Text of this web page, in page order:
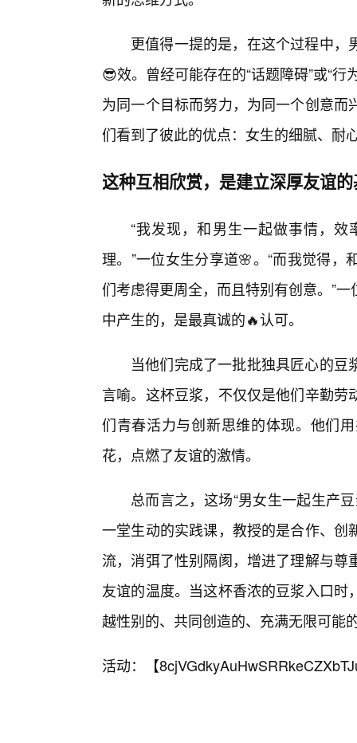
更值得一提的是，在这个过程中
😎效。曾经可能存在的“话题障碍”或“
为同一个目标而努力，为同一个创意
们看到了彼此的优点：女生的细腻、耐
这种互相欣赏，是建立深厚友谊
“我发现，和男生一起做事情，
理。”一位女生分享道🌸。“而我觉得
们考虑得更周全，而且特别有创意。”
中产生的，是最真诚的🔥认可。
当他们完成了一批批独具匠心的
言喻。这杯豆浆，不仅仅是他们辛勤
们青春活力与创新思维的体现。他们
花，点燃了友谊的激情。
总而言之，这场“男女生一起生产
一堂生动的实践课，教授的是合作、
流，消弭了性别隔阂，增进了理解与
友谊的温度。当这杯香浓的豆浆入口
越性别的、共同创造的、充满无限可能
活动：【